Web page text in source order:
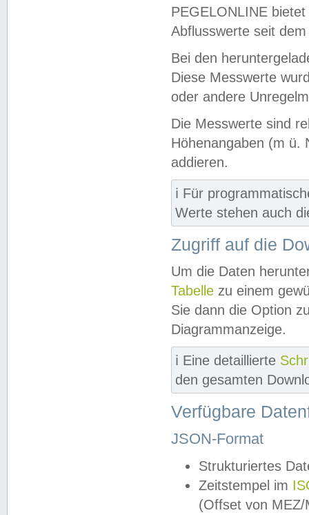
PEGELONLINE
Abflusswerte seit
Bei den
Diese Messwerte
oder andere
Die Messwerte sind
Höhenangaben (m ü.
addieren.
ℹ️ Für
Werte stehen auch
Zugriff auf die
Um die Daten
Tabelle zu einem
Sie dann die Option
Diagrammanzeige.
ℹ️ Eine detaillierte
den gesamten
Verfügbare
JSON-Format
Strukturiertes
Zeitstempel im
(Offset von MEZ/